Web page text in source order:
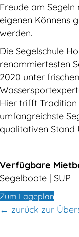
Freude am Segeln
eigenen Könnens
werden.
Die Segelschule
renommiertesten
2020 unter
Hier trifft Tradition
umfangreichste
qualitativen Stand
Verfügbare
Segelboote | SUP
Zum Lageplan
← zurück zur